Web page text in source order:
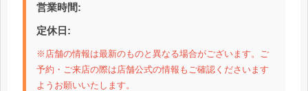
営業時間:
定休日:
※店舗の情報は最新のものと異なる場合がございます。ご
予約・ご来店の際は店舗公式の情報もご確認くださいます
ようお願いいたします。